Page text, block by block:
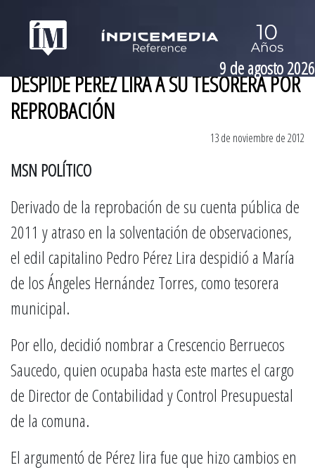
9 de agosto 2026
DESPIDE PÉREZ LIRA A SU TESORERA POR
REPROBACIÓN
13 de noviembre de 2012
MSN POLÍTICO
Derivado de la reprobación de su cuenta pública de
2011 y atraso en la solventación de observaciones,
el edil capitalino Pedro Pérez Lira despidió a María
de los Ángeles Hernández Torres, como tesorera
municipal.
Por ello, decidió nombrar a Crescencio Berruecos
Saucedo, quien ocupaba hasta este martes el cargo
de Director de Contabilidad y Control Presupuestal
de la comuna.
El argumentó de Pérez lira fue que hizo cambios en